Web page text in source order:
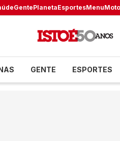
GentePlanetaEsportesMenu
GENTE ESPORTES